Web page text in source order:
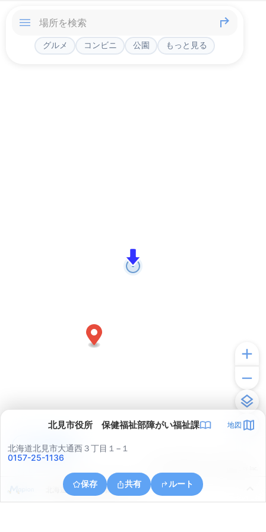
グルメ コンビニ 公園 もっと見る
北見市役所 保健福祉部障がい福祉課 地図
北海道北見市大通西３丁目１−１
0157-25-1136
保存 共有 ルート
北海道北見市北２条東６丁目
アプリで見る